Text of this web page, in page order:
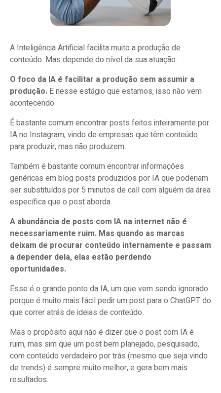
A Inteligência Artificial facilita muito a produção de
conteúdo. Mas depende do nível da sua atuação.
O foco da IA é facilitar a produção sem assumir a
produção. E nesse estágio que estamos, isso não vem
acontecendo.
É bastante comum encontrar posts feitos inteiramente por
IA no Instagram, vindo de empresas que têm conteúdo
para produzir, mas não produzem.
Também é bastante comum encontrar informações
genéricas em blog posts produzidos por IA que poderiam
ser substituídos por 5 minutos de call com alguém da área
específica que o post aborda.
A abundância de posts com IA na internet não é
necessariamente ruim. Mas quando as marcas
deixam de procurar conteúdo internamente e passam
a depender dela, elas estão perdendo
oportunidades.
Esse é o grande ponto da IA, um que vem sendo ignorado
porque é muito mais fácil pedir um post para o ChatGPT do
que correr atrás de ideias de conteúdo.
Mas o propósito aqui não é dizer que o post com IA é
ruim, mas sim que um post bem planejado, pesquisado,
com conteúdo verdadeiro por trás (mesmo que seja vindo
de trends) é sempre muito melhor, e gera bem mais
resultados.